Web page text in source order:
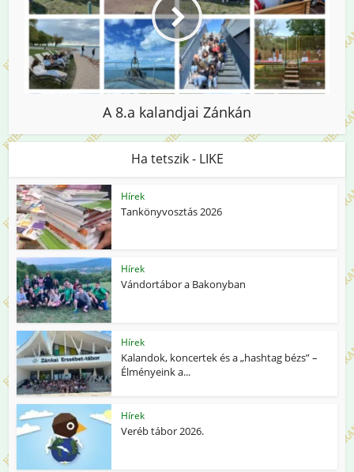
A 8.a kalandjai Zánkán
Ha tetszik - LIKE
Hírek
Tankönyvosztás 2026
Hírek
Vándortábor a Bakonyban
Hírek
Kalandok, koncertek és a „hashtag bézs” –
Élményeink a...
Hírek
Veréb tábor 2026.